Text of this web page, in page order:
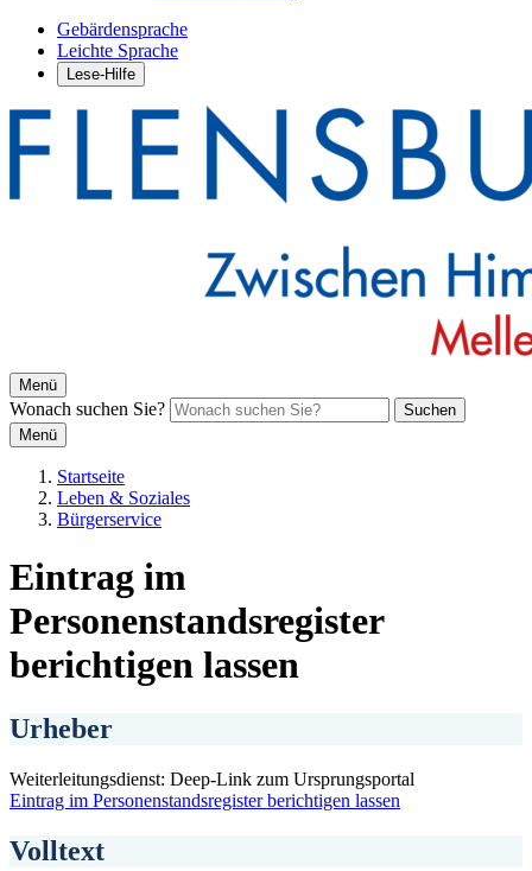
Gebärdensprache
Leichte Sprache
Lese-Hilfe
Menü
Wonach suchen Sie?
Suchen
Menü
Startseite
Leben & Soziales
Bürgerservice
Eintrag im
Personenstandsregister
berichtigen lassen
Urheber
Weiterleitungsdienst: Deep-Link zum Ursprungsportal
Eintrag im Personenstandsregister berichtigen lassen
Volltext